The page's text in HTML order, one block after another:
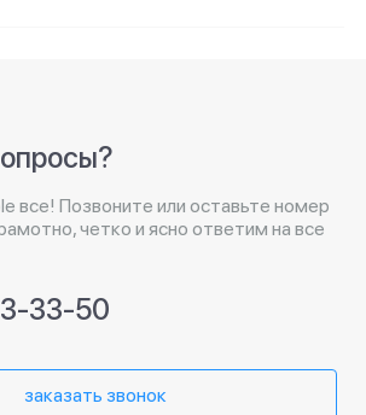
все! Позвоните или оставьте номер
четко и ясно ответим на все
33-50
заказать звонок